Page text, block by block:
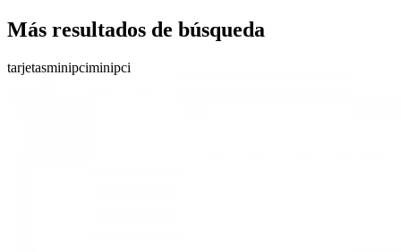
Más resultados de búsqueda
tarjetasminipciminipci